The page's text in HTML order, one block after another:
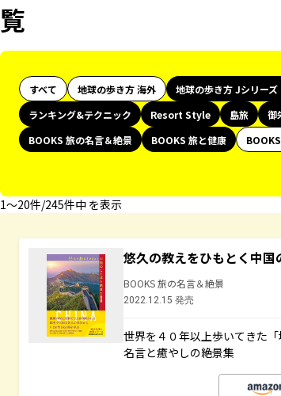
覧
すべて 地球の歩き方 海外 地球の歩き方 Jシリーズ
ランキング&テクニック
Resort Style 島旅 御
BOOKS 旅の名言＆絶景
BOOKS 旅と健康
1〜20件/245件中 を表示
悠久の教えをひもとく中国
BOOKS 旅の名言＆絶景
2022.12.15 発売
世界を４０年以上歩いてきた
名言と癒やしの絶景集